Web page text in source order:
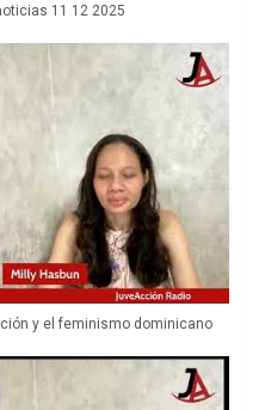
11 12 2025
y el feminismo dominicano